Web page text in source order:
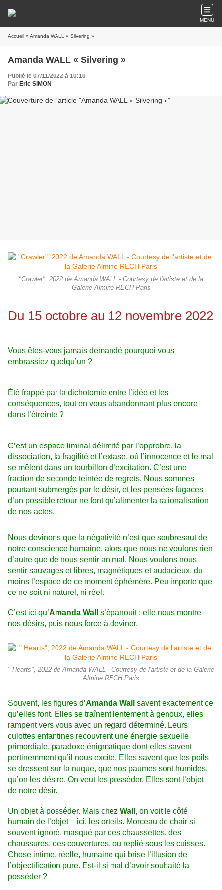
MENU
Accueil » Amanda WALL « Silvering »
Amanda WALL « Silvering »
Publié le 07/11/2022 à 10:10
Par Eric SIMON
"Crawler", 2022 de Amanda WALL - Courtesy de l'artiste et de la
Galerie Almine RECH Paris
Du 15 octobre au 12 novembre 2022
Vous êtes-vous jamais demandé pourquoi vous
embrassiez quelqu’un ?
Été frappé par la dichotomie entre l’idée et les
conséquences, tout en vous abandonnant plus encore
dans l’étreinte ?
C’est un espace liminal délimité par l’opprobre, la
dissociation, la fragilité et l’extase, où l’innocence et le mal
se mêlent dans un tourbillon d’excitation. C’est une
fraction de seconde teintée de regrets. Nous sommes
pourtant submergés par le désir, et les pensées fugaces
d’un possible retour ne font qu’alimenter la rationalisation
de nos actes.
Nous devinons que la négativité n’est que soubresaut de
notre conscience humaine, alors que nous ne voulons rien
d’autre que de nous sentir animal. Nous voulons nous
sentir sauvages et libres, magnétiques et audacieux, du
moins l’espace de ce moment éphémère. Peu importe que
ce ne soit ni naturel, ni réel.
C’est ici qu’Amanda Wall
s’épanouit : elle nous montre
nos désirs, puis nous force à deviner.
" Hearts", 2022 de Amanda WALL - Courtesy de l'artiste et de la Galerie
Almine RECH Paris
Souvent, les figures d’Amanda Wall
savent exactement ce
qu’elles font. Elles se traînent lentement à genoux, elles
rampent vers vous avec un regard déterminé. Leurs
culottes enfantines recouvrent une énergie sexuelle
primordiale, paradoxe énigmatique dont elles savent
pertinemment qu’il nous excite. Elles savent que les poils
se dressent sur la nuque, que nos paumes sont humides,
qu’on les désire. On veut les posséder. Elles sont l’objet
de notre désir.
Un objet à posséder. Mais chez Wall , on voit le côté
humain de l’objet – ici, les orteils. Morceau de chair si
souvent ignoré, masqué par des chaussettes, des
chaussures, des couvertures, ou replié sous les cuisses.
Chose intime, réelle, humaine qui brise l’illusion de
l’objectification pure. Est-il si mal d’avoir souhaité la
posséder ?